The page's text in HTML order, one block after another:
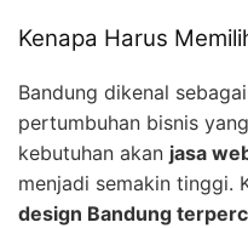
Kenapa Harus
Bandung dikenal
pertumbuhan bisnis
kebutuhan akan jasa
menjadi semakin tinggi.
design Bandung